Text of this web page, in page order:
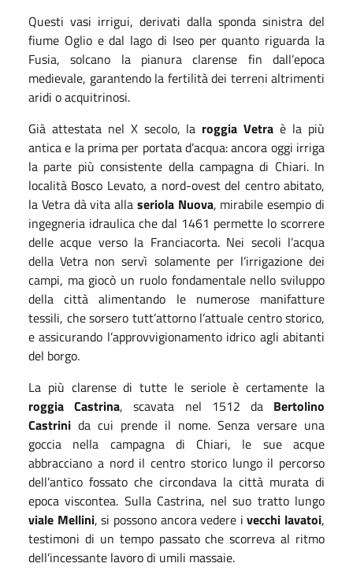
Questi vasi irrigui, derivati dalla sponda sinistra del
fiume Oglio e dal lago di Iseo per quanto riguarda la
Fusia, solcano la pianura clarense fin dall’epoca
medievale, garantendo la fertilità dei terreni altrimenti
aridi o acquitrinosi.
Già attestata nel X secolo, la roggia Vetra è la più
antica e la prima per portata d’acqua: ancora oggi irriga
la parte più consistente della campagna di Chiari. In
località Bosco Levato, a nord-ovest del centro abitato,
la Vetra dà vita alla seriola Nuova, mirabile esempio di
ingegneria idraulica che dal 1461 permette lo scorrere
delle acque verso la Franciacorta. Nei secoli l’acqua
della Vetra non servì solamente per l’irrigazione dei
campi, ma giocò un ruolo fondamentale nello sviluppo
della città alimentando le numerose manifatture
tessili, che sorsero tutt’attorno l’attuale centro storico,
e assicurando l’approvvigionamento idrico agli abitanti
del borgo.
La più clarense di tutte le seriole è certamente la
roggia Castrina, scavata nel 1512 da Bertolino
Castrini da cui prende il nome. Senza versare una
goccia nella campagna di Chiari, le sue acque
abbracciano a nord il centro storico lungo il percorso
dell’antico fossato che circondava la città murata di
epoca viscontea. Sulla Castrina, nel suo tratto lungo
viale Mellini, si possono ancora vedere ivecchi lavatoi,
testimoni di un tempo passato che scorreva al ritmo
dell’incessante lavoro di umili massaie.